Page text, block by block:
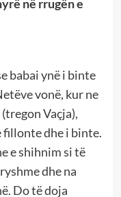
në rrugën e
babai ynë i binte
vonë, kur ne
Vaçja),
fillonte dhe i binte.
e shihnim si të
dhe na
Do të doja